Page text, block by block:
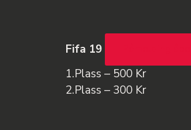
Fifa 19
1.Plass – 500 Kr
2.Plass – 300 Kr